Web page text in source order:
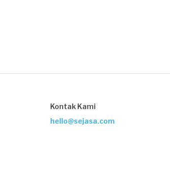
Kontak Kami
hello@sejasa.com